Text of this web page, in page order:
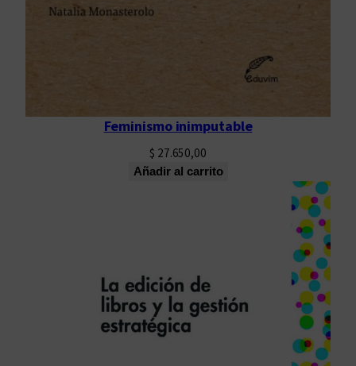
Feminismo inimputable
$ 27.650,00
Añadir al carrito